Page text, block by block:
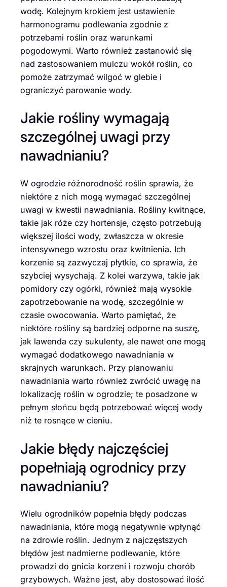
wodę. Kolejnym krokiem jest ustawienie
harmonogramu podlewania zgodnie z
potrzebami roślin oraz warunkami
pogodowymi. Warto również zastanowić się
nad zastosowaniem mulczu wokół roślin, co
pomoże zatrzymać wilgoć w glebie i
ograniczyć parowanie wody.
Jakie rośliny wymagają
szczególnej uwagi przy
nawadnianiu?
W ogrodzie różnorodność roślin sprawia, że
niektóre z nich mogą wymagać szczególnej
uwagi w kwestii nawadniania. Rośliny kwitnące,
takie jak róże czy hortensje, często potrzebują
większej ilości wody, zwłaszcza w okresie
intensywnego wzrostu oraz kwitnienia. Ich
korzenie są zazwyczaj płytkie, co sprawia, że
szybciej wysychają. Z kolei warzywa, takie jak
pomidory czy ogórki, również mają wysokie
zapotrzebowanie na wodę, szczególnie w
czasie owocowania. Warto pamiętać, że
niektóre rośliny są bardziej odporne na suszę,
jak lawenda czy sukulenty, ale nawet one mogą
wymagać dodatkowego nawadniania w
skrajnych warunkach. Przy planowaniu
nawadniania warto również zwrócić uwagę na
lokalizację roślin w ogrodzie; te posadzone w
pełnym słońcu będą potrzebować więcej wody
niż te rosnące w cieniu.
Jakie błędy najczęściej
popełniają ogrodnicy przy
nawadnianiu?
Wielu ogrodników popełnia błędy podczas
nawadniania, które mogą negatywnie wpłynąć
na zdrowie roślin. Jednym z najczęstszych
błędów jest nadmierne podlewanie, które
prowadzi do gnicia korzeni i rozwoju chorób
grzybowych. Ważne jest, aby dostosować ilość